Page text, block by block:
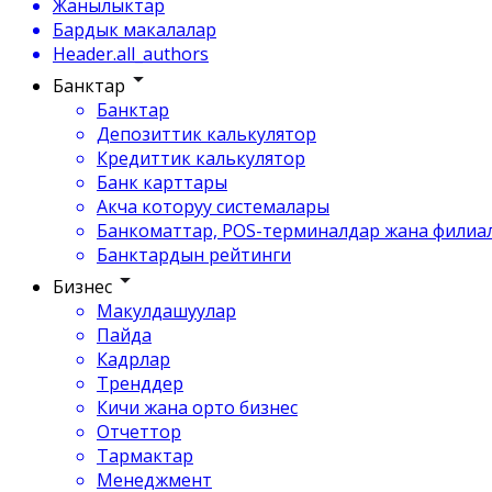
Жанылыктар
Бардык макалалар
Header.all_authors
Банктар
Банктар
Депозиттик калькулятор
Кредиттик калькулятор
Банк карттары
Акча которуу системалары
Банкоматтар, POS-терминалдар жана
Банктардын рейтинги
Бизнес
Макулдашуулар
Пайда
Кадрлар
Тренддер
Кичи жана орто бизнес
Отчеттор
Тармактар
Менеджмент